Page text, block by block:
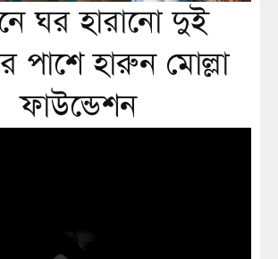
ঘর হারানো দুই
পাশে হারুন মোল্লা
ফাউন্ডেশন